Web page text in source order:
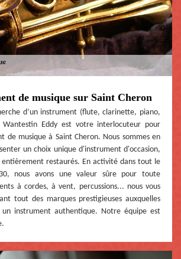
de musique sur Saint Cheron
d’un instrument (flute, clarinette, piano,
Eddy est votre interlocuteur pour
de musique à Saint Cheron. Nous sommes en
un choix unique d'instrument d'occasion,
entièrement restaurés. En activité dans tout le
nous avons une valeur sûre pour toute
à cordes, à vent, percussions... nous vous
tout des marques prestigieuses auxquelles
un instrument authentique. Notre équipe est